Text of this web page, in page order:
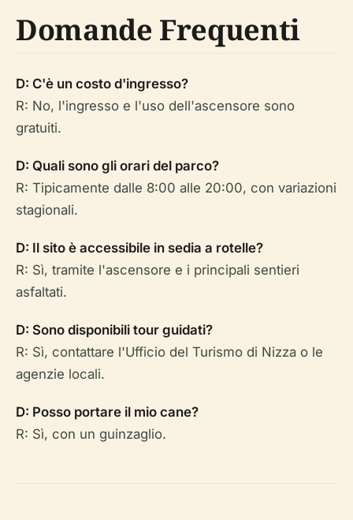
Domande Frequenti
D: C'è un costo d'ingresso?
R: No, l'ingresso e l'uso dell'ascensore sono
gratuiti.
D: Quali sono gli orari del parco?
R: Tipicamente dalle 8:00 alle 20:00, con variazioni
stagionali.
D: Il sito è accessibile in sedia a rotelle?
R: Sì, tramite l'ascensore e i principali sentieri
asfaltati.
D: Sono disponibili tour guidati?
R: Sì, contattare l'Ufficio del Turismo di Nizza o le
agenzie locali.
D: Posso portare il mio cane?
R: Sì, con un guinzaglio.